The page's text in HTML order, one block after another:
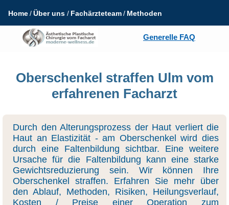
Generelle FAQ
Home Über uns Fachärzteteam Methoden
Oberschenkel straffen Ulm vom
erfahrenen Facharzt
Durch den Alterungsprozess der Haut verliert die
Haut an Elastizität - am Oberschenkel wird dies
durch eine Faltenbildung sichtbar. Eine weitere
Ursache für die Faltenbildung kann eine starke
Gewichtsreduzierung sein. Wir können Ihre
Oberschenkel straffen. Erfahren Sie mehr über
den Ablauf, Methoden, Risiken, Heilungsverlauf,
Kosten / Preise einer Operation zum